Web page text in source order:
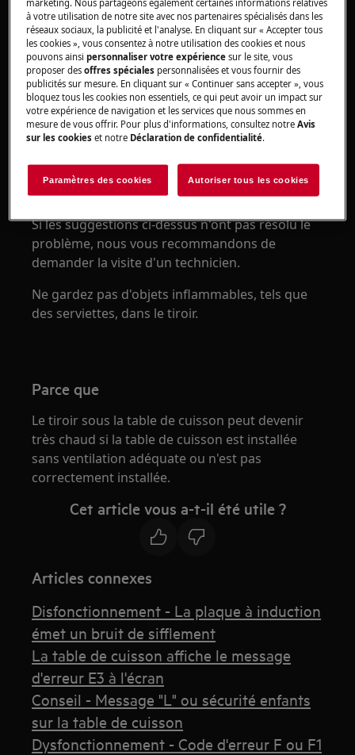
Table de cuisson en céramique
Solution
Vérifiez que la table de cuisson est
installée conformément aux instructions
Veuillez contacter notre service après-
vente pour un rendez-vous.
Si les suggestions ci-dessus n'ont pas résolu le
problème, nous vous recommandons de
demander la visite d'un technicien.
Ne gardez pas d'objets inflammables, tels que
des serviettes, dans le tiroir.
Parce que
Le tiroir sous la table de cuisson peut devenir
très chaud si la table de cuisson est installée
sans ventilation adéquate ou n'est pas
correctement installée.
Cet article vous a-t-il été utile ?
Articles connexes
Disfonctionnement - La plaque à induction
émet un bruit de sifflement
La table de cuisson affiche le message
d'erreur E3 à l'écran
Conseil - Message "L" ou sécurité enfants
sur la table de cuisson
Dysfonctionnement - Code d'erreur F ou F1
à votre utilisation de notre site avec nos partenaires spécialisés dans les
réseaux sociaux, la publicité et l'analyse. En cliquant sur « Accepter tous
les cookies », vous consentez à notre utilisation des cookies et nous
pouvons ainsipersonnaliser votre expériencesur le site, vous
proposer desoffres spéciales personnalisées et vous fournir des
publicités sur mesure. En cliquant sur « Continuer sans accepter », vous
bloquez tous les cookies non essentiels, ce qui peut avoir un impact sur
votre expérience de navigation et les services que nous sommes en
mesure de vous offrir. Pour plus d'informations, consultez notreAvis
sur les cookies et notre Déclaration de confidentialité.
Paramètres des cookies Autoriser tous les cookies